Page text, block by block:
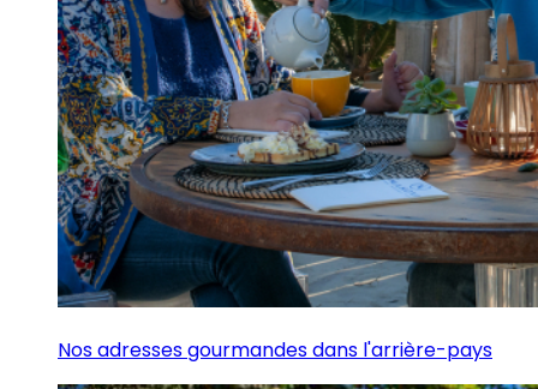
Nos adresses gourmandes dans l'arrière-pays